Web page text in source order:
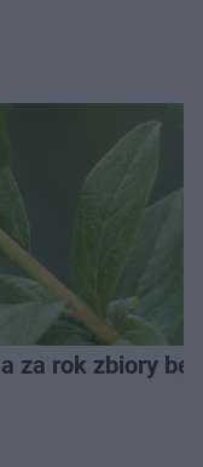
za rok zbiory